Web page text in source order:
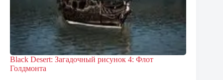
Black Desert: Загадочный рисунок 4: Флот
Голдмонта